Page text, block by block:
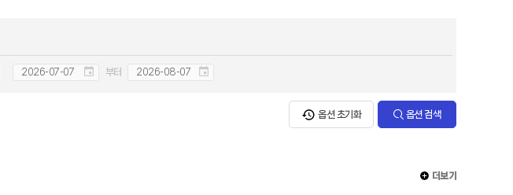
부터
옵션 초기화 옵션 검색
더보기